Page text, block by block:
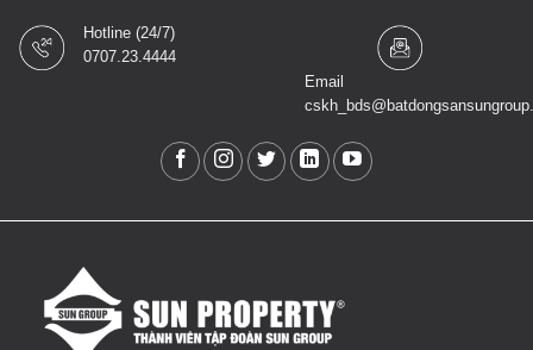
Hotline (24/7)
0707.23.4444
Email